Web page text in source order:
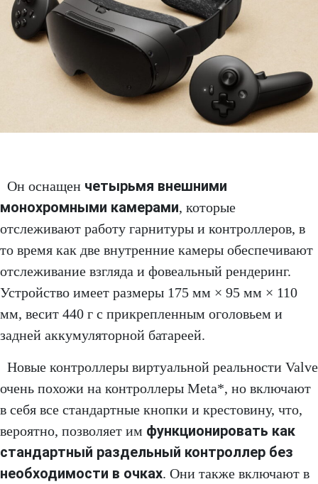
Он оснащен четырьмя внешними
монохромными камерами, которые
отслеживают работу гарнитуры и контроллеров, в
то время как две внутренние камеры обеспечивают
отслеживание взгляда и фовеальный рендеринг.
Устройство имеет размеры 175 мм × 95 мм × 110
мм, весит 440 г с прикрепленным оголовьем и
задней аккумуляторной батареей.
Новые контроллеры виртуальной реальности Valve
очень похожи на контроллеры Meta*, но включают
в себя все стандартные кнопки и крестовину, что,
вероятно, позволяет им функционировать как
стандартный раздельный контроллер без
необходимости в очках. Они также включают в